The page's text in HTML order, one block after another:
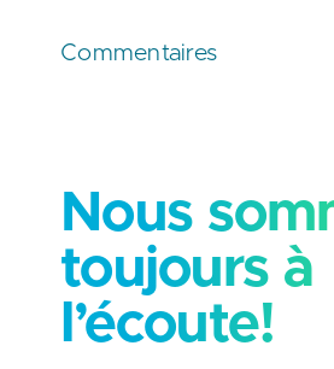
Commentaires
Nous
toujours à
l’écoute!